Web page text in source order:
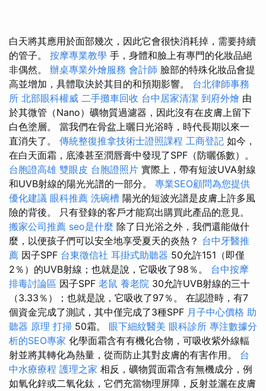
白天將其應用於面部幾次，因此它會很快消耗掉，需要持續
的管子。 按摩專業教學 手，身體和臉上有專門的化妝品絕
非偶然。 辦桌專業外燴服務 會計師 臉部的特殊化妝品會提
高並增加，具體取決於其目的和預期影響。 台北律師事務
所 北部眼科權威 二手攤車回收 台中居家清潔 到府外燴 由
於其微管（Nano）礦物質過濾器，因此沒有在皮膚上留下
白色塗層。 當我們在骨盆上曬日光浴時，時代長期以來一
直消失了。 傳統整復推拿技術士證照課程 工商登記 如今，
在白天面霜，底漆甚至潤唇膏中發現了SPF（防曬係數）。
台胞證高雄 雙眼皮 台胞證照片 實際上，帶有短波UVA射線
和UVB射線的陽光光譜的一部分。 專業SEO顧問為您提供
優化建議 眼科推薦 洗碗槽 陽光的短波光譜是皮膚上許多風
險的背後。 只有登錄的客戶才能寫出購買此產品的意見。
搬家公司推薦 seo是什麼 除了日光浴之外，我們還能做什
麼，以便孩子們可以安全地享受夏天的炎熱？ 台中牙醫推
薦 因子SPF 台東徵信社 耳掛式助聽器 50允許151（即僅
2％）的UVB射線；也就是說，它吸收了98％。 台中按摩
排毒討論區 因子SPF 老鼠 養老院 30允許UVB射線的三十
（3.33％）；也就是說，它吸收了97％。 在認證時，有7
個資金完成了測試，其中僅完成了3種SPF 月子中心價格 助
聽器 原理 打掃 50霜。 眼下細紋醫美 眼科診所 專注數據分
析的SEO專家 化學面霜含有有機化合物，可吸收紫外線輻
射並將其轉化為熱量，從而防止其對皮膚的有害作用。 台
中水療療程 護理之家 相反，礦物質面霜含有無機成分，例
如氧化鋅或二氧化鈦，它們充當物理屏障，反射並灑在皮膚